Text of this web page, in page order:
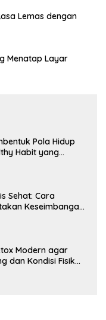
Lemas dengan
Menatap Layar
Pola Hidup
Habit yang
Sehat: Cara
Keseimbangan
Modern agar
dan Kondisi Fisik